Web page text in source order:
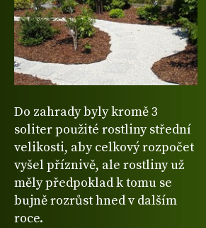
Do zahrady byly kromě 3
soliter použité rostliny střední
velikosti, aby celkový rozpočet
vyšel příznivě, ale rostliny už
měly předpoklad k tomu se
bujně rozrůst hned v dalším
roce.